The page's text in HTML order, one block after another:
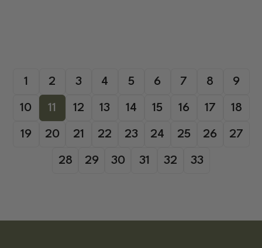
1 2 3 4 5 6 7 8 9
10 11 12 13 14 15 16 17 18
19 20 21 22 23 24 25 26 27
28 29 30 31 32 33